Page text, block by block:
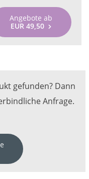
Angebote ab
EUR 49,50
gefunden? Dann
Anfrage.